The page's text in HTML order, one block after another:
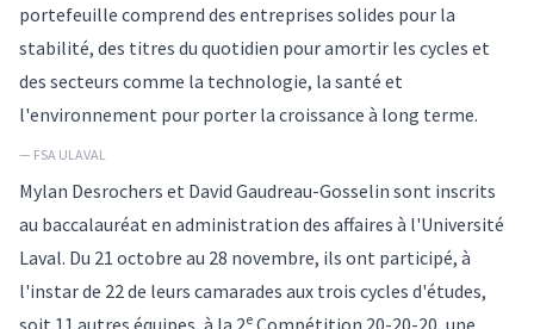
portefeuille comprend des entreprises solides pour la
stabilité, des titres du quotidien pour amortir les cycles et
des secteurs comme la technologie, la santé et
l'environnement pour porter la croissance à long terme.
— FSA ULAVAL
Mylan Desrochers et David Gaudreau-Gosselin sont inscrits
au baccalauréat en administration des affaires à l'Université
Laval. Du 21 octobre au 28 novembre, ils ont participé, à
l'instar de 22 de leurs camarades aux trois cycles d'études,
soit 11 autres équipes, à la 2e Compétition 20-20-20, une